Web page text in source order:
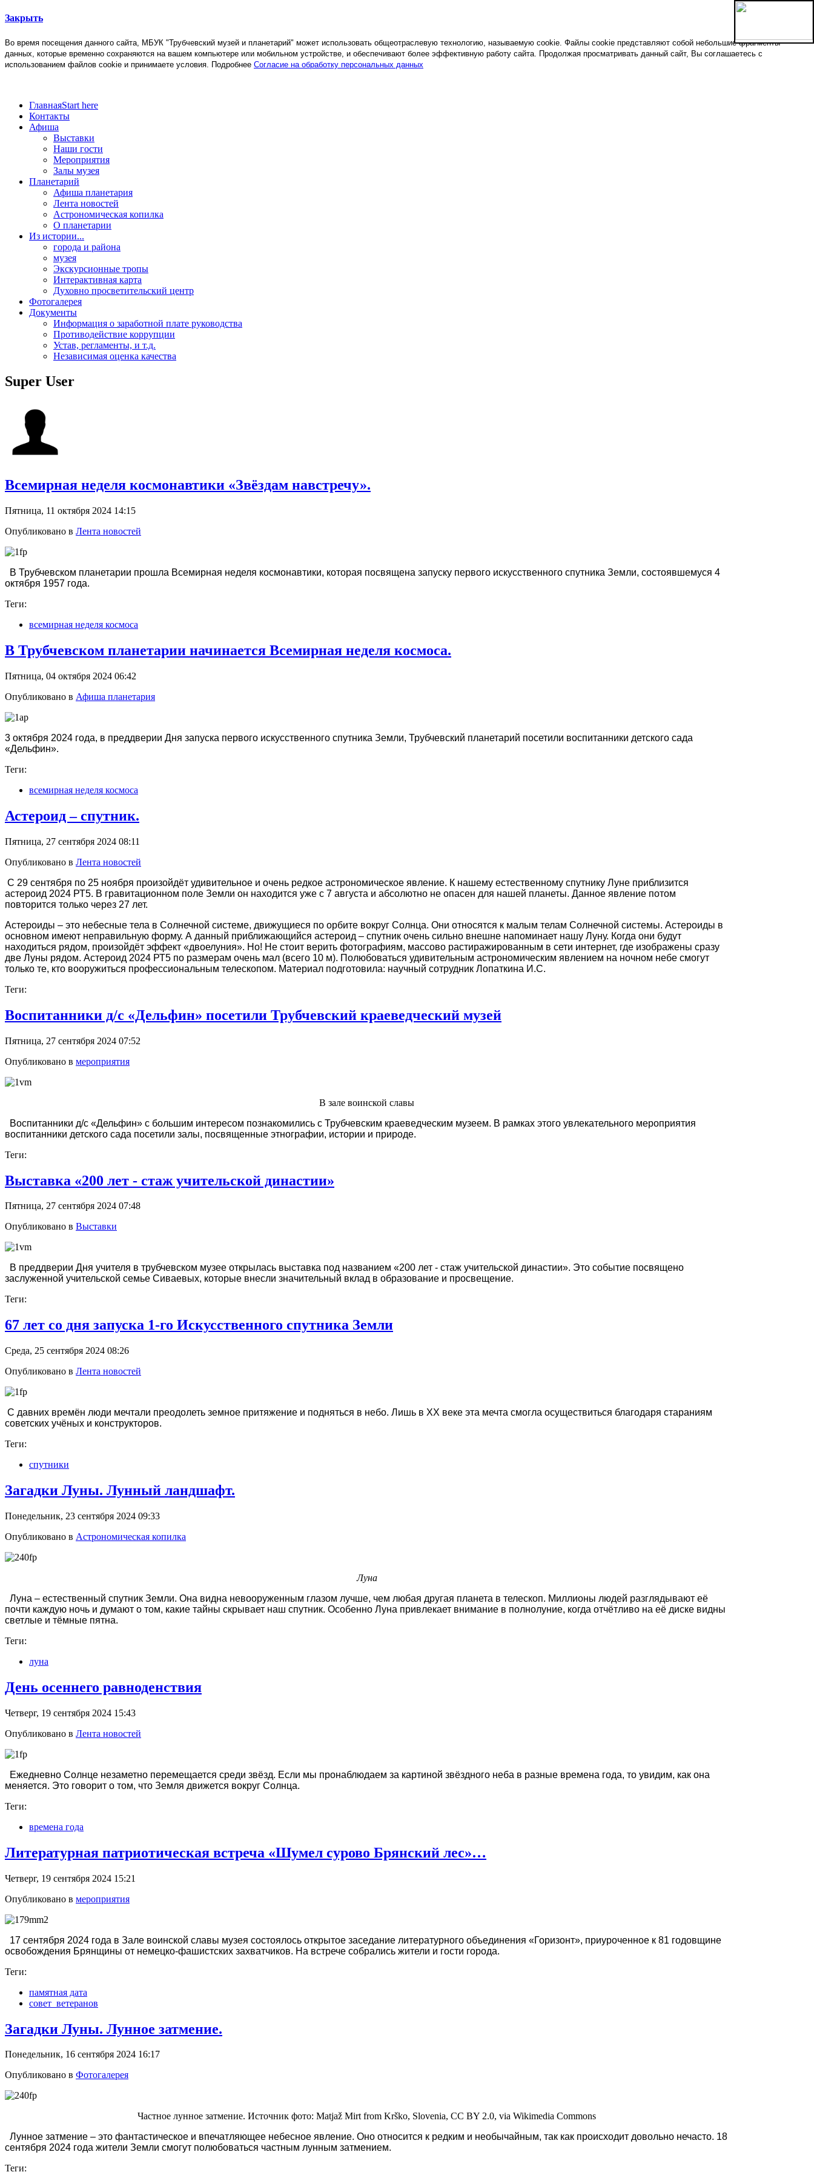
Закрыть
Во время посещения данного сайта, МБУК "Трубчевский музей и планетарий" может использовать общеотраслевую технологию, называемую cookie. Файлы cookie представляют собой небольшие фрагменты
данных, которые временно сохраняются на вашем компьютере или мобильном устройстве, и обеспечивают более эффективную работу сайта. Продолжая просматривать данный сайт, Вы соглашаетесь с
использованием файлов cookie и принимаете условия. Подробнее Согласие на обработку персональных данных
ГлавнаяStart here
Контакты
Афиша
Выставки
Наши гости
Мероприятия
Залы музея
Планетарий
Афиша планетария
Лента новостей
Астрономическая копилка
О планетарии
Из истории...
города и района
музея
Экскурсионные тропы
Интерактивная карта
Духовно просветительский центр
Фотогалерея
Документы
Информация о заработной плате руководства
Противодействие коррупции
Устав, регламенты, и т.д.
Независимая оценка качества
Super User
Всемирная неделя космонавтики «Звёздам навстречу».
Пятница, 11 октября 2024 14:15
Опубликовано в Лента новостей
В Трубчевском планетарии прошла Всемирная неделя космонавтики, которая посвящена запуску первого искусственного спутника Земли, состоявшемуся 4
октября 1957 года.
Теги:
всемирная неделя космоса
В Трубчевском планетарии начинается Всемирная неделя космоса.
Пятница, 04 октября 2024 06:42
Опубликовано в Афиша планетария
3 октября 2024 года, в преддверии Дня запуска первого искусственного спутника Земли, Трубчевский планетарий посетили воспитанники детского сада
«Дельфин». ⁣
Теги:
всемирная неделя космоса
Астероид – спутник.
Пятница, 27 сентября 2024 08:11
Опубликовано в Лента новостей
С 29 сентября по 25 ноября произойдёт удивительное и очень редкое астрономическое явление. К нашему естественному спутнику Луне приблизится
астероид 2024 РТ5. В гравитационном поле Земли он находится уже с 7 августа и абсолютно не опасен для нашей планеты. Данное явление потом
повторится только через 27 лет.
Астероиды – это небесные тела в Солнечной системе, движущиеся по орбите вокруг Солнца. Они относятся к малым телам Солнечной системы. Астероиды в
основном имеют неправильную форму. А данный приближающийся астероид – спутник очень сильно внешне напоминает нашу Луну. Когда они будут
находиться рядом, произойдёт эффект «двоелуния». Но! Не стоит верить фотографиям, массово растиражированным в сети интернет, где изображены сразу
две Луны рядом. Астероид 2024 РТ5 по размерам очень мал (всего 10 м). Полюбоваться удивительным астрономическим явлением на ночном небе смогут
только те, кто вооружиться профессиональным телескопом. Материал подготовила: научный сотрудник Лопаткина И.С.
Теги:
Воспитанники д/с «Дельфин» посетили Трубчевский краеведческий музей
Пятница, 27 сентября 2024 07:52
Опубликовано в мероприятия
В зале воинской славы
Воспитанники д/с «Дельфин» с большим интересом познакомились с Трубчевским краеведческим музеем. В рамках этого увлекательного мероприятия
воспитанники детского сада посетили залы, посвященные этнографии, истории и природе.
Теги:
Выставка «200 лет - стаж учительской династии»
Пятница, 27 сентября 2024 07:48
Опубликовано в Выставки
В преддверии Дня учителя в трубчевском музее открылась выставка под названием «200 лет - стаж учительской династии». Это событие посвящено
заслуженной учительской семье Сиваевых, которые внесли значительный вклад в образование и просвещение.
Теги:
67 лет со дня запуска 1-го Искусственного спутника Земли
Среда, 25 сентября 2024 08:26
Опубликовано в Лента новостей
С давних времён люди мечтали преодолеть земное притяжение и подняться в небо. Лишь в XX веке эта мечта смогла осуществиться благодаря стараниям
советских учёных и конструкторов.
Теги:
спутники
Загадки Луны. Лунный ландшафт.
Понедельник, 23 сентября 2024 09:33
Опубликовано в Астрономическая копилка
Луна
Луна – естественный спутник Земли. Она видна невооруженным глазом лучше, чем любая другая планета в телескоп. Миллионы людей разглядывают её
почти каждую ночь и думают о том, какие тайны скрывает наш спутник. Особенно Луна привлекает внимание в полнолуние, когда отчётливо на её диске видны
светлые и тёмные пятна.
Теги:
луна
День осеннего равноденствия
Четверг, 19 сентября 2024 15:43
Опубликовано в Лента новостей
Ежедневно Солнце незаметно перемещается среди звёзд. Если мы пронаблюдаем за картиной звёздного неба в разные времена года, то увидим, как она
меняется. Это говорит о том, что Земля движется вокруг Солнца.
Теги:
времена года
Литературная патриотическая встреча «Шумел сурово Брянский лес»…
Четверг, 19 сентября 2024 15:21
Опубликовано в мероприятия
17 сентября 2024 года в Зале воинской славы музея состоялось открытое заседание литературного объединения «Горизонт», приуроченное к 81 годовщине
освобождения Брянщины от немецко-фашистских захватчиков. На встрече собрались жители и гости города.
Теги:
памятная дата
совет_ветеранов
Загадки Луны. Лунное затмение.
Понедельник, 16 сентября 2024 16:17
Опубликовано в Фотогалерея
Частное лунное затмение. Источник фото: Matjaž Mirt from Krško, Slovenia, CC BY 2.0, via Wikimedia Commons
Лунное затмение – это фантастическое и впечатляющее небесное явление. Оно относится к редким и необычайным, так как происходит довольно нечасто. 18
сентября 2024 года жители Земли смогут полюбоваться частным лунным затмением.
Теги: